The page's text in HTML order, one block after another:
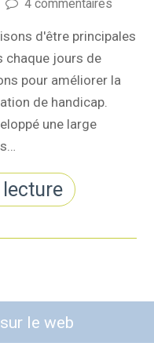
4 commentaires
d'être principales
chaque jours de
pour améliorer la
de handicap.
une large
le web